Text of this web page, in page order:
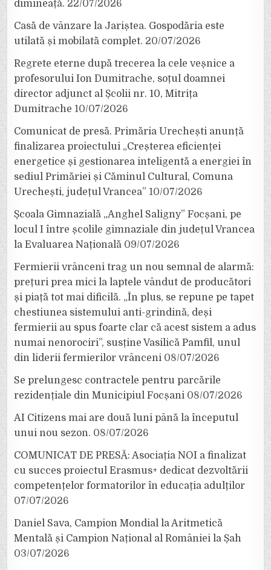
dimineață. 22/07/2026
Casă de vânzare la Jariștea. Gospodăria este
utilată și mobilată complet. 20/07/2026
Regrete eterne după trecerea la cele veșnice a
profesorului Ion Dumitrache, soțul doamnei
director adjunct al Școlii nr. 10, Mitrița
Dumitrache 10/07/2026
Comunicat de presă. Primăria Urechești anunță
finalizarea proiectului „Creșterea eficienței
energetice și gestionarea inteligentă a energiei în
sediul Primăriei și Căminul Cultural, Comuna
Urechești, județul Vrancea” 10/07/2026
Școala Gimnazială „Anghel Saligny” Focșani, pe
locul I între școlile gimnaziale din județul Vrancea
la Evaluarea Națională 09/07/2026
Fermierii vrânceni trag un nou semnal de alarmă:
prețuri prea mici la laptele vândut de producători
și piață tot mai dificilă. „În plus, se repune pe tapet
chestiunea sistemului anti-grindină, deși
fermierii au spus foarte clar că acest sistem a adus
numai nenorociri”, susține Vasilică Pamfil, unul
din liderii fermierilor vrânceni 08/07/2026
Se prelungesc contractele pentru parcările
rezidențiale din Municipiul Focșani 08/07/2026
AI Citizens mai are două luni până la începutul
unui nou sezon. 08/07/2026
COMUNICAT DE PRESĂ: Asociația NOI a finalizat
cu succes proiectul Erasmus+ dedicat dezvoltării
competențelor formatorilor în educația adulților
07/07/2026
Daniel Sava, Campion Mondial la Aritmetică
Mentală și Campion Național al României la Șah
03/07/2026